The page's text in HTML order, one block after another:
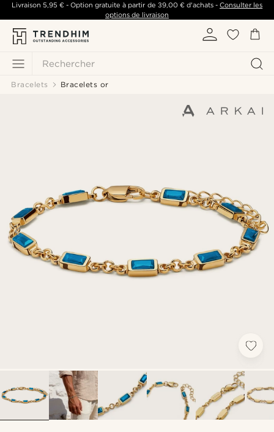
Rechercher
Livraison 5,95 €- Option gratuite à partir de 39,00 €d'achats -Consulter les
options de livraison
Bracelets Bracelets or